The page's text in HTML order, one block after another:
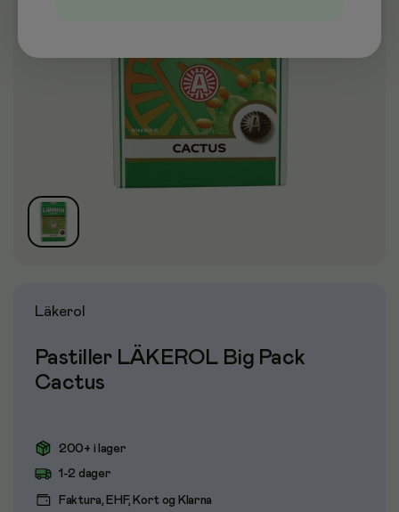
Läkerol
Pastiller LÄKEROL Big Pack
Cactus
200+ i lager
1-2 dager
Faktura, EHF, Kort og Klarna